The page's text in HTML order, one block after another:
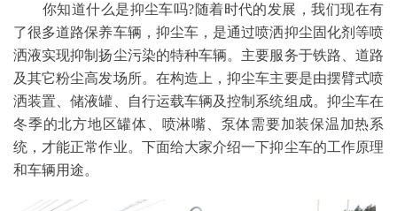
你知道什么是抑尘车吗?随着时代的发展，我们现在有
了很多道路保养车辆，抑尘车，是通过喷洒抑尘固化剂等喷
洒液实现抑制扬尘污染的特种车辆。主要服务于铁路、道路
及其它粉尘高发场所。在构造上，抑尘车主要是由摆臂式喷
洒装置、储液罐、自行运载车辆及控制系统组成。抑尘车在
冬季的北方地区罐体、喷淋嘴、泵体需要加装保温加热系
统，才能正常作业。下面给大家介绍一下抑尘车的工作原理
和车辆用途。